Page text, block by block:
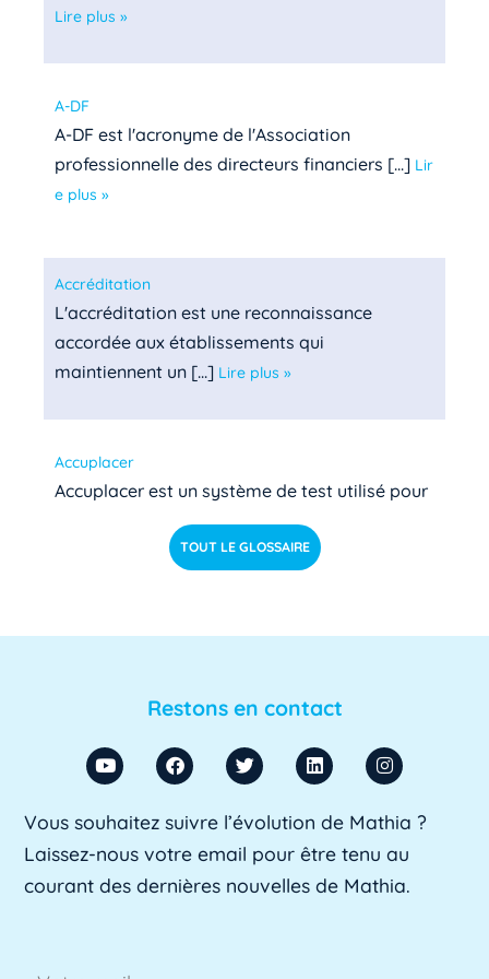
Lire plus »
A-DF
A-DF est l'acronyme de l'Association
professionnelle des directeurs financiers [...] Lir
e plus »
Accréditation
L'accréditation est une reconnaissance
accordée aux établissements qui
maintiennent un [...] Lire plus »
Accuplacer
Accuplacer est un système de test utilisé pour
déterminer si les étudiants de niveau [...]
ACU
d'Université. Il s'agit d'un fonctionnaire chargé
ADA SUP
ADA SUP est l'acronyme de l'Association
professionnelle des directeurs d'achats des [...]
TOUT LE GLOSSAIRE
Restons en contact
Vous souhaitez suivre l’évolution de Mathia ?
Laissez-nous votre email pour être tenu au
courant des dernières nouvelles de Mathia.